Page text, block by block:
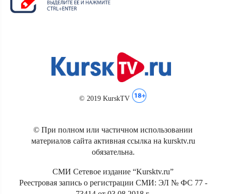
© 2019 KurskTV
© При полном или частичном использовании
материалов сайта активная ссылка на kursktv.ru
обязательна.
СМИ Сетевое издание “Kursktv.ru”
Реестровая запись о регистрации СМИ: ЭЛ № ФС 77 -